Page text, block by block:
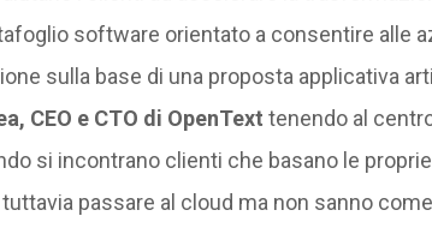
software orientato a consentire alle
sulla base di una proposta applicativa
CEO e CTO di OpenText tenendo al
si incontrano clienti che basano le
passare al cloud ma non sanno